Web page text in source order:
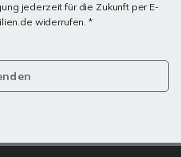
jederzeit für die Zukunft per E-
widerrufen. *